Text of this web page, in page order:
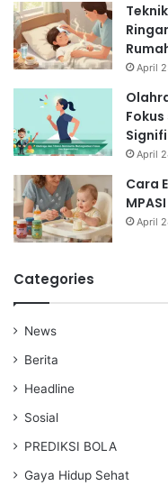
April
April
Cara
April
Categories
News
Berita
Headline
Sosial
PREDIKSI BOLA
Gaya Hidup Sehat